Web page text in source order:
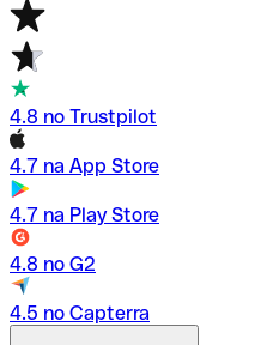
4.8 no Trustpilot
4.7 na App Store
4.7 na Play Store
4.8 no G2
4.5 no Capterra